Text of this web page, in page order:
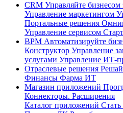
CRM Управляйте
Управление маркетингом
Портальные решения
Управление сервисом Старт
BPM Автоматизируйте
Конструктор Управление
услугами Управление ИТ-
Отраслевые решения
Финансы Фарма ИТ
Магазин приложений
Коннекторы. Расширения
Каталог приложений Стать